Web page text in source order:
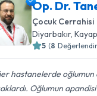
Op. Dr.
Çocuk Cerrahisi
Diyarbakır,
5 (8
hastanelerde oğlumun
Oğlumun